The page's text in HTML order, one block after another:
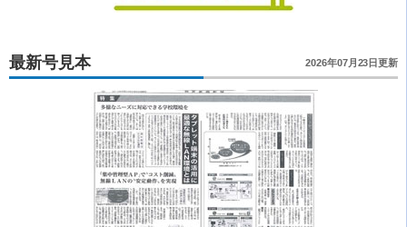
最新号見本 2026年07月23日更新